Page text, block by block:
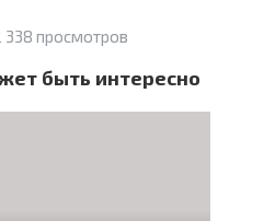
338 просмотров
быть интересно